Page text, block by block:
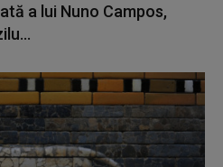
a lui Nuno Campos,